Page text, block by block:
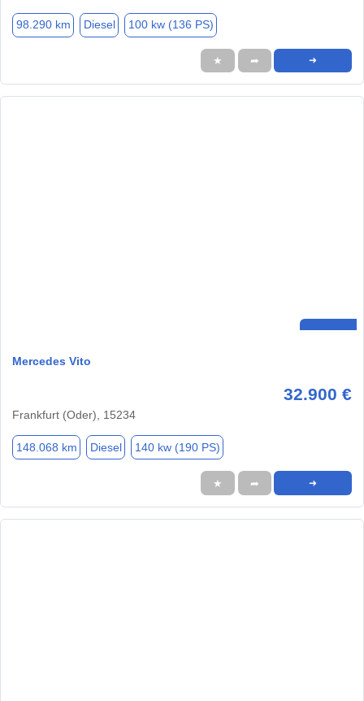
98.290 km Diesel 100 kw (136 PS)
★ ➦ ➜
Mercedes Vito
32.900 €
Frankfurt (Oder), 15234
148.068 km Diesel 140 kw (190 PS)
★ ➦ ➜